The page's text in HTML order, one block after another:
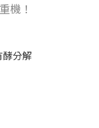
機！
酵分解